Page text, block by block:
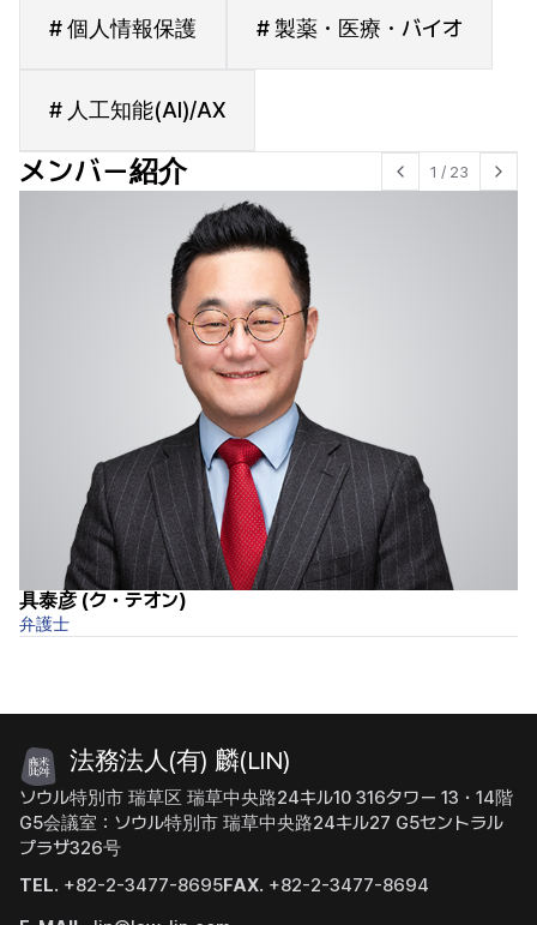
# 個人情報保護 # 製薬・医療・バイオ
# 人工知能(AI)/AX
メンバー紹介 1 / 23
具泰彦 (ク・テオン)
弁護士
法務法人(有) 麟(LIN)
ソウル特別市 瑞草区 瑞草中央路24キル10 316タワー 13・14階
G5会議室：ソウル特別市 瑞草中央路24キル27 G5セントラル
プラザ326号
TEL. +82-2-3477-8695FAX. +82-2-3477-8694